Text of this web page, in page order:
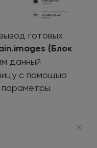
готовых
(Блок
данный
с помощью
параметры